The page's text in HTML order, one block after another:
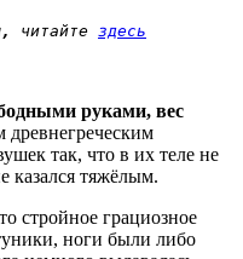
читайте здесь
руками, вес
так, что в их теле не
казался тяжёлым.
стройное грациозное
ноги были либо